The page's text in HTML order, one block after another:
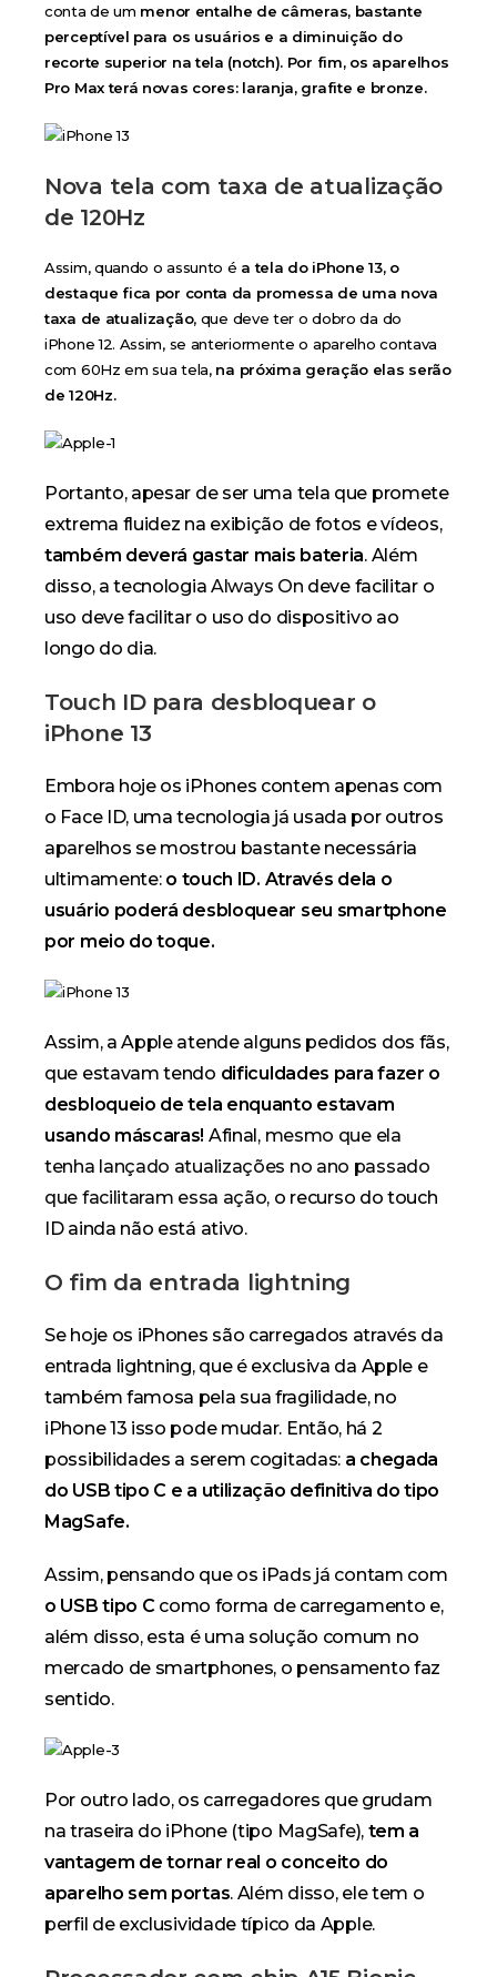
conta de um menor entalhe de câmeras, bastante
perceptível para os usuários e a diminuição do
recorte superior na tela (notch). Por fim, os aparelhos
Pro Max terá novas cores: laranja, grafite e bronze.
Nova tela com taxa de atualização
de 120Hz
Assim, quando o assunto é a tela do iPhone 13, o
destaque fica por conta da promessa de uma nova
taxa de atualização, que deve ter o dobro da do
iPhone 12. Assim, se anteriormente o aparelho contava
com 60Hz em sua tela, na próxima geração elas serão
de 120Hz.
Portanto, apesar de ser uma tela que promete
extrema fluidez na exibição de fotos e vídeos,
também deverá gastar mais bateria. Além
disso, a tecnologia Always On deve facilitar o
uso deve facilitar o uso do dispositivo ao
longo do dia.
Touch ID para desbloquear o
iPhone 13
Embora hoje os iPhones contem apenas com
o Face ID, uma tecnologia já usada por outros
aparelhos se mostrou bastante necessária
ultimamente:o touch ID. Através dela o
usuário poderá desbloquear seu smartphone
por meio do toque.
Assim, a Apple atende alguns pedidos dos fãs,
que estavam tendo dificuldades para fazer o
desbloqueio de tela enquanto estavam
usando máscaras! Afinal, mesmo que ela
tenha lançado atualizações no ano passado
que facilitaram essa ação, o recurso do touch
ID ainda não está ativo.
O fim da entrada lightning
Se hoje os iPhones são carregados através da
entrada lightning, que é exclusiva da Apple e
também famosa pela sua fragilidade, no
iPhone 13 isso pode mudar. Então, há 2
possibilidades a serem cogitadas: a chegada
do USB tipo C e a utilização definitiva do tipo
MagSafe.
Assim, pensando que os iPads já contam com
o USB tipo Ccomo forma de carregamento e,
além disso, esta é uma solução comum no
mercado de smartphones, o pensamento faz
sentido.
Por outro lado, os carregadores que grudam
na traseira do iPhone (tipo MagSafe), tem a
vantagem de tornar real o conceito do
aparelho sem portas. Além disso, ele tem o
perfil de exclusividade típico da Apple.